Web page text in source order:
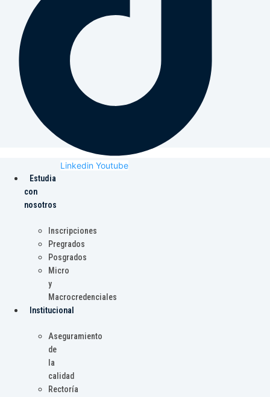
Linkedin Youtube
Estudia
con
nosotros
Inscripciones
Pregrados
Posgrados
Micro
y
Macrocredenciales
Institucional
Aseguramiento
de
la
calidad
Rectoría